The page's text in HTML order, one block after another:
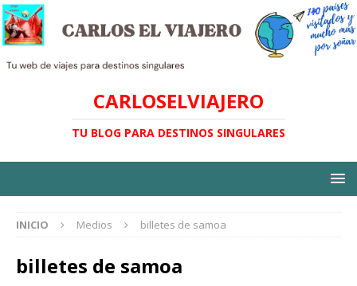
CARLOSELVIAJERO
TU BLOG PARA DESTINOS SINGULARES
INICIO Medios billetes de samoa
billetes de samoa